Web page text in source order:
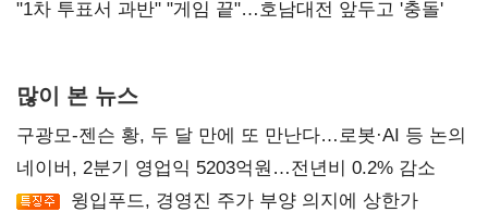
불복'
"1차 투표서 과반" "게임 끝"…호남대전 앞두고 '충돌'
많이 본 뉴스
구광모-젠슨 황, 두 달 만에 또 만난다…로봇·AI 등 논의
네이버, 2분기 영업익 5203억원…전년비 0.2% 감소
윙입푸드, 경영진 주가 부양 의지에 상한가